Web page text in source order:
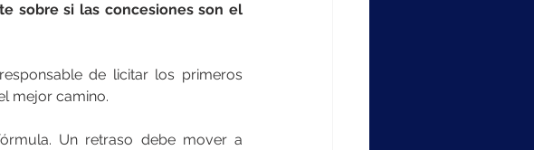
sobre si las concesiones son el
de licitar los primeros
mejor camino.
Un retraso debe mover a